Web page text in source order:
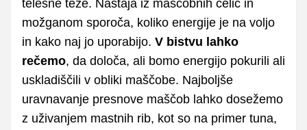
telesne teže. Nastaja iz maščobnih celic in
možganom sporoča, koliko energije je na voljo
in kako naj jo uporabijo. V bistvu lahko
rečemo, da določa, ali bomo energijo pokurili ali
uskladiščili v obliki maščobe. Najboljše
uravnavanje presnove maščob lahko dosežemo
z uživanjem mastnih rib, kot so na primer tuna,